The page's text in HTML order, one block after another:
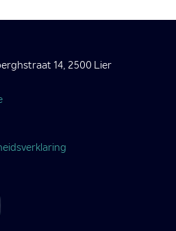
14, 2500 Lier